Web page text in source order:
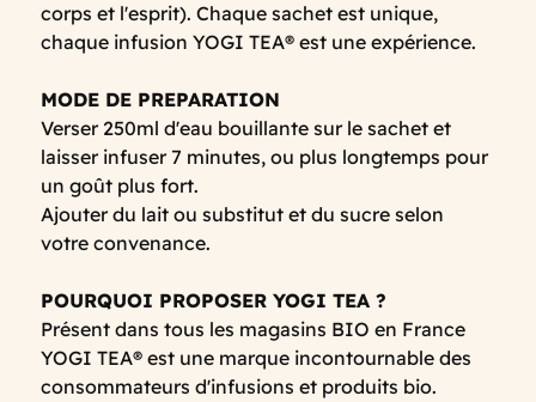
corps et l'esprit). Chaque sachet est unique,
chaque infusion YOGI TEA® est une expérience.
MODE DE PREPARATION
Verser 250ml d'eau bouillante sur le sachet et
laisser infuser 7 minutes, ou plus longtemps pour
un goût plus fort.
Ajouter du lait ou substitut et du sucre selon
votre convenance.
POURQUOI PROPOSER YOGI TEA ?
Présent dans tous les magasins BIO en France
YOGI TEA® est une marque incontournable des
consommateurs d'infusions et produits bio.